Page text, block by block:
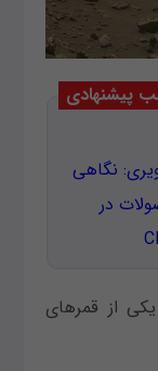
پیشنهادی
نگاهی
در
از قمرهای